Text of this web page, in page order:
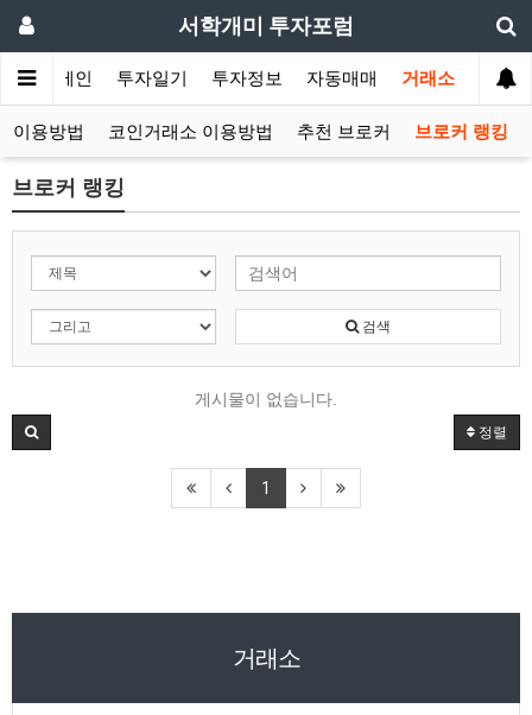
서학개미 투자포럼
메인 투자일기 투자정보 자동매매 거래소
이용방법 코인거래소 이용방법 추천 브로커 브로커 랭킹
브로커 랭킹
검색
게시물이 없습니다.
정렬
1
거래소